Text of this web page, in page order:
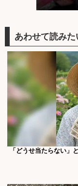
「どうせ当たらない」